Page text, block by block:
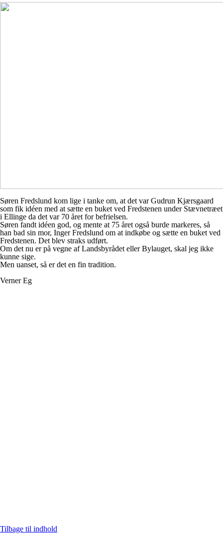
Søren Fredslund kom lige i tanke om, at det var Gudrun Kjærsgaard
som fik idéen med at sætte en buket ved Fredstenen under Stævnetræet
i Ellinge da det var 70 året for befrielsen.
Søren fandt idéen god, og mente at 75 året også burde markeres, så
han bad sin mor, Inger Fredslund om at indkøbe og sætte en buket ved
Fredstenen. Det blev straks udført.
Om det nu er på vegne af Landsbyrådet eller Bylauget, skal jeg ikke
kunne sige.
Men uanset, så er det en fin tradition.
Verner Eg
Tilbage til indhold